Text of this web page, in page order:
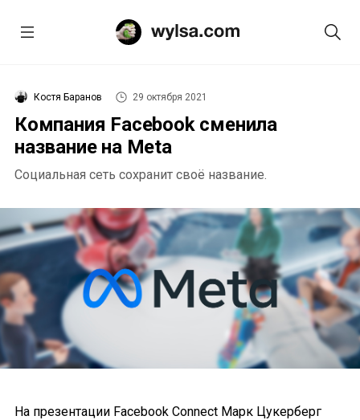
Костя Баранов 29 октября 2021
Компания Facebook сменила
название на Meta
Социальная сеть сохранит своё название.
На презентации Facebook Connect Марк Цукерберг